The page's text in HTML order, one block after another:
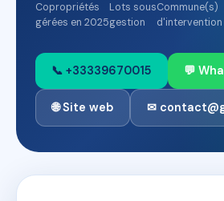
Copropriétés
gérées en 2025
Lots sous
gestion
Commune(s)
d'intervention
📞 +33339670015 💬
🌐 Site web ✉